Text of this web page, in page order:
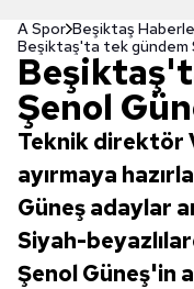
A Spor Beşiktaş
Beşiktaş'ta tek gündem
Şenol
Teknik direktör
ayırmaya
Güneş adaylar
Siyah-
Şenol Güneş'in